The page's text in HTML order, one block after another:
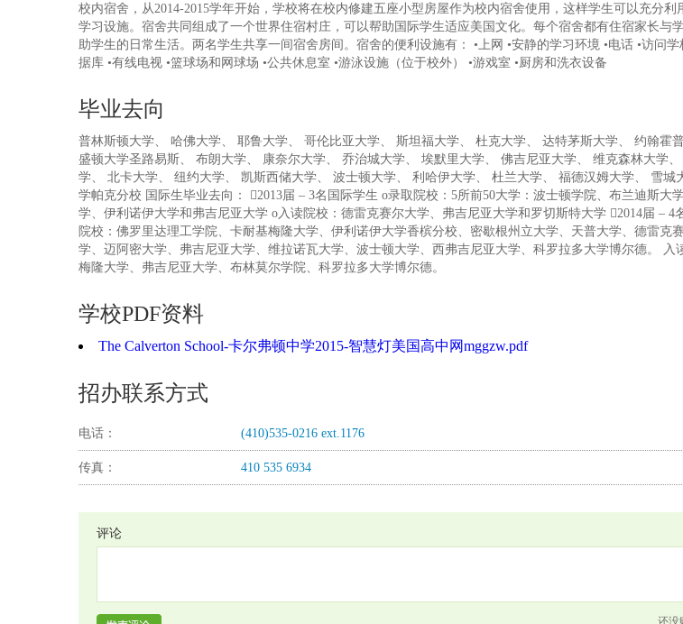
校内宿舍，从2014-2015学年开始，学校将在校内修建五座小型房屋作为校内宿舍使用，这样学生可以充分利
学习设施。宿舍共同组成了一个世界住宿村庄，可以帮助国际学生适应美国文化。每个宿舍都有住宿家长与
助学生的日常生活。两名学生共享一间宿舍房间。宿舍的便利设施有： •上网 •安静的学习环境 •电话 •访问
据库 •有线电视 •篮球场和网球场 •公共休息室 •游泳设施（位于校外） •游戏室 •厨房和洗衣设备
毕业去向
普林斯顿大学、 哈佛大学、 耶鲁大学、 哥伦比亚大学、 斯坦福大学、 杜克大学、 达特茅斯大学、 约翰霍
盛顿大学圣路易斯、 布朗大学、 康奈尔大学、 乔治城大学、 埃默里大学、 佛吉尼亚大学、 维克森林大学
学、 北卡大学、 纽约大学、 凯斯西储大学、 波士顿大学、 利哈伊大学、 杜兰大学、 福德汉姆大学、 雪城
学帕克分校 国际生毕业去向： 2013届 – 3名国际学生 o录取院校：5所前50大学：波士顿学院、布兰迪斯大
学、伊利诺伊大学和弗吉尼亚大学 o入读院校：德雷克赛尔大学、弗吉尼亚大学和罗切斯特大学 2014届 – 4
院校：佛罗里达理工学院、卡耐基梅隆大学、伊利诺伊大学香槟分校、密歇根州立大学、天普大学、德雷克
学、迈阿密大学、弗吉尼亚大学、维拉诺瓦大学、波士顿大学、西弗吉尼亚大学、科罗拉多大学博尔德。 入
梅隆大学、弗吉尼亚大学、布林莫尔学院、科罗拉多大学博尔德。
学校PDF资料
The Calverton School-卡尔弗顿中学2015-智慧灯美国高中网mggzw.pdf
招办联系方式
电话： (410)535-0216 ext.1176
传真： 410 535 6934
评论
还没